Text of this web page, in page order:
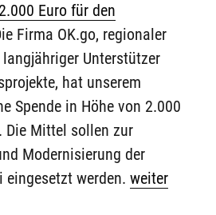
Euro für den
Firma OK.go, regionaler
Unterstützer
hat unserem
Spende in Höhe von 2.000
Die Mittel sollen zur
Modernisierung der
eingesetzt werden.weiter